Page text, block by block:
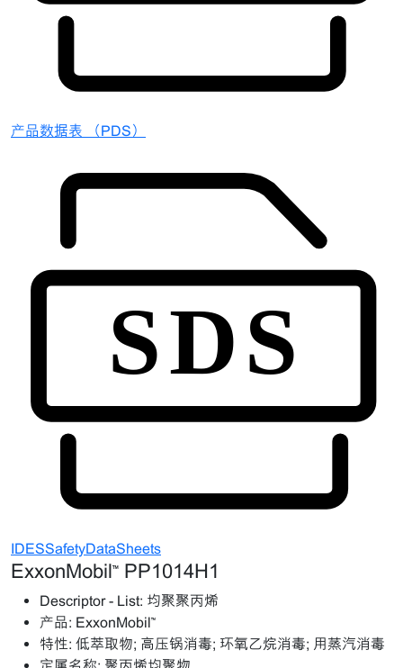
产品数据表 （PDS）
IDESSafetyDataSheets
ExxonMobil™ PP1014H1
Descriptor - List: 均聚聚丙烯
产品: ExxonMobil™
特性: 低萃取物; 高压锅消毒; 环氧乙烷消毒; 用蒸汽消毒